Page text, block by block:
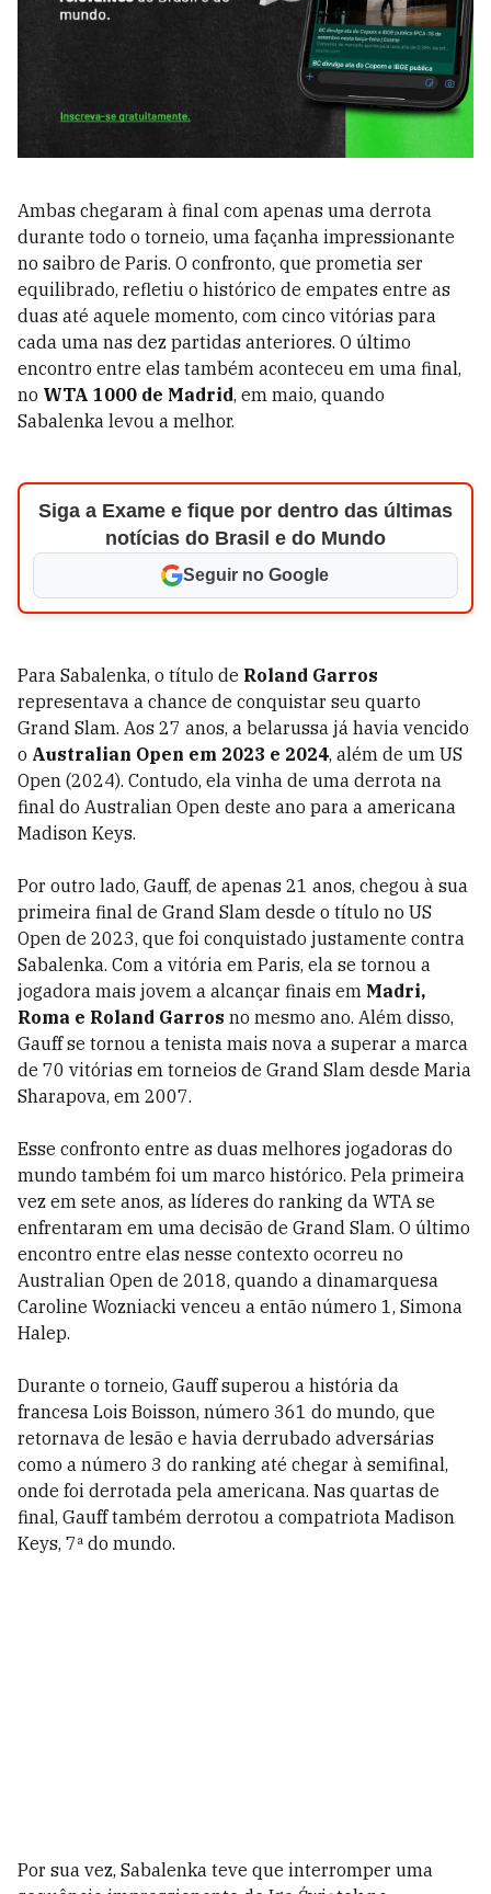
Ambas chegaram à final com apenas uma derrota
durante todo o torneio, uma façanha impressionante
no saibro de Paris. O confronto, que prometia ser
equilibrado, refletiu o histórico de empates entre as
duas até aquele momento, com cinco vitórias para
cada uma nas dez partidas anteriores. O último
encontro entre elas também aconteceu em uma final,
no WTA 1000 de Madrid, em maio, quando
Sabalenka levou a melhor.
Siga a Exame e fique por dentro das últimas
notícias do Brasil e do Mundo
Seguir no Google
Para Sabalenka, o título de Roland Garros
representava a chance de conquistar seu quarto
Grand Slam. Aos 27 anos, a belarussa já havia vencido
o Australian Open em 2023 e 2024, além de um US
Open (2024). Contudo, ela vinha de uma derrota na
final do Australian Open deste ano para a americana
Madison Keys.
Por outro lado, Gauff, de apenas 21 anos, chegou à sua
primeira final de Grand Slam desde o título no US
Open de 2023, que foi conquistado justamente contra
Sabalenka. Com a vitória em Paris, ela se tornou a
jogadora mais jovem a alcançar finais em Madri,
Roma e Roland Garros no mesmo ano. Além disso,
Gauff se tornou a tenista mais nova a superar a marca
de 70 vitórias em torneios de Grand Slam desde Maria
Sharapova, em 2007.
Esse confronto entre as duas melhores jogadoras do
mundo também foi um marco histórico. Pela primeira
vez em sete anos, as líderes do ranking da WTA se
enfrentaram em uma decisão de Grand Slam. O último
encontro entre elas nesse contexto ocorreu no
Australian Open de 2018, quando a dinamarquesa
Caroline Wozniacki venceu a então número 1, Simona
Halep.
Durante o torneio, Gauff superou a história da
francesa Lois Boisson, número 361 do mundo, que
retornava de lesão e havia derrubado adversárias
como a número 3 do ranking até chegar à semifinal,
onde foi derrotada pela americana. Nas quartas de
final, Gauff também derrotou a compatriota Madison
Keys, 7ª do mundo.
Por sua vez, Sabalenka teve que interromper uma